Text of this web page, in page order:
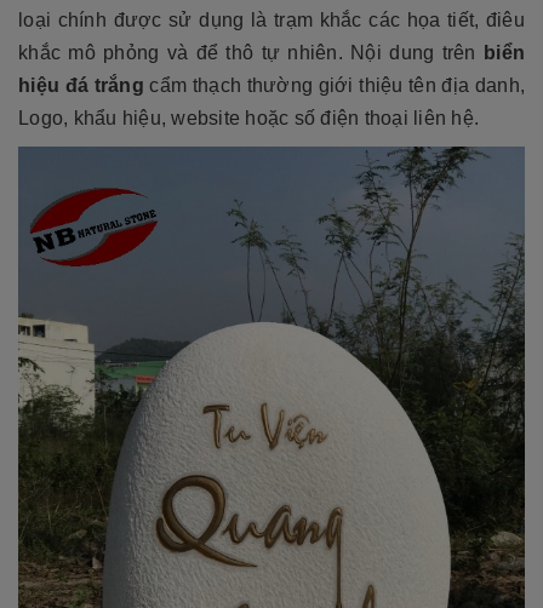
loại chính được sử dụng là trạm khắc các họa tiết, điêu
khắc mô phỏng và để thô tự nhiên. Nội dung trên
biển
hiệu đá trắng cẩm thạch thường giới thiệu tên địa danh,
Logo, khẩu hiệu, website hoặc số điện thoại liên hệ.